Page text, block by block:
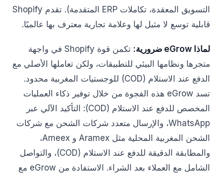
التسويق المعقدة، تكاملات ERP المتقدمة). تقدم Shopify
قابلية توسع لا مثيل لها وعلامة تجارية معترف بها عالميًا.
لماذا eGrow ضرورية:
تكمن قوة Shopify في واجهة
متجرها ونظامها البيئي للتطبيقات، ولكن تعاملها الأصلي مع
الدفع عند الاستلام (COD) للوجستيات المغربية محدود.
تسد eGrow هذه الفجوة من خلال توفير ذكاء العمليات
المخصص للدفع عند الاستلام (COD): التأكيد الآلي عبر
WhatsApp، والإرسال متعدد شركات الشحن مع شركات
الشحن المغربية المحلية مثل Aramex و Ameex،
والمطابقة الدقيقة للدفع عند الاستلام (COD)، والتواصل
الشامل مع العملاء بعد الشراء. الاستفادة من eGrow مع